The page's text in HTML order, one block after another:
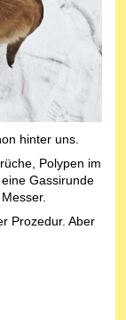
hinter uns.
Polypen im
Gassirunde
Prozedur. Aber